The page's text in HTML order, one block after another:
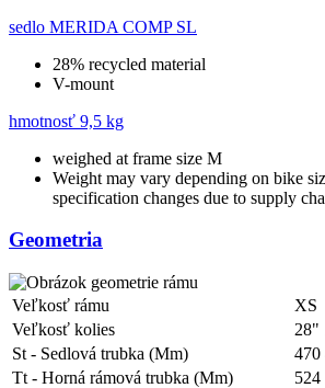
sedlo MERIDA COMP SL
28% recycled material
V-mount
hmotnosť 9,5 kg
weighed at frame size M
Weight may vary depending on bike
specification changes due to supply
Geometria
Veľkosť rámu XS
Veľkosť kolies
28"
St - Sedlová trubka (Mm)
470
Tt - Horná rámová trubka (Mm)
524